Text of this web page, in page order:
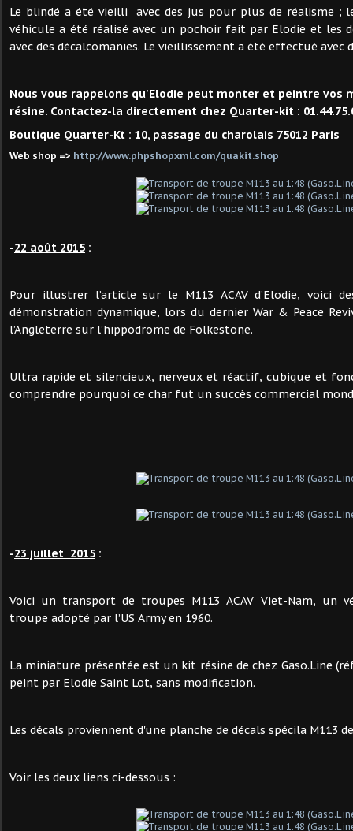
Le blindé a été vieilli avec des jus pour plus de réalisme ;
véhicule a été réalisé avec un pochoir fait par Elodie et les
avec des décalcomanies. Le vieillissement a été effectué avec
Nous vous rappelons qu'Elodie peut monter et peintre vos
résine. Contactez-la directement chez Quarter-kit :
Boutique Quarter-Kt : 10, passage du charolais 75012 Paris
Web shop => http://www.phpshopxml.com/quakit.shop
-22 août 2015 :
Pour illustrer l’article sur le M113 ACAV d’Elodie, voici
démonstration dynamique, lors du dernier War & Peace
l’Angleterre sur l’hippodrome de Folkestone.
Ultra rapide et silencieux, nerveux et réactif, cubique et
comprendre pourquoi ce char fut un succès commercial
-23 juillet 2015 :
Voici un transport de troupes M113 ACAV Viet-Nam, un
troupe adopté par l’US Army en 1960.
La miniature présentée est un kit résine de chez Gaso.Line
peint par Elodie Saint Lot, sans modification.
Les décals proviennent d'une planche de décals spécila M113
Voir les deux liens ci-dessous :